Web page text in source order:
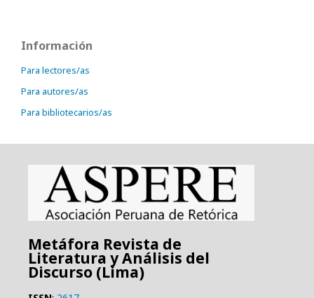
Información
Para lectores/as
Para autores/as
Para bibliotecarios/as
Metáfora Revista de
Literatura y Análisis del
Discurso (Lima)